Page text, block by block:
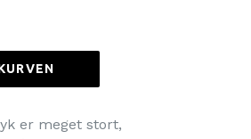
er meget stort,